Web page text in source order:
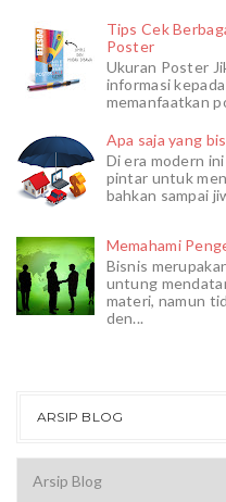
Tips Cek
Poster
Ukuran Poster
informasi
memanfaatkan
Apa saja yang
Di era modern
pintar untuk
bahkan sampai
Memahami
Bisnis
untung
materi, namun
den...
ARSIP BLOG